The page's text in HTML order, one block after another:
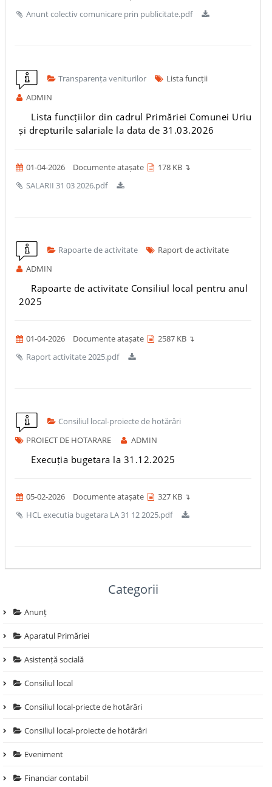
Anunt colectiv comunicare prin publicitate.pdf
Transparența veniturilor
Lista funcții
ADMIN
Lista funcțiilor din cadrul Primăriei Comunei Uriu
și drepturile salariale la data de 31.03.2026
01-04-2026 Documente atașate
178 KB ↴
SALARII 31 03 2026.pdf
Rapoarte de activitate
Raport de activitate
ADMIN
Rapoarte de activitate Consiliul local pentru anul
2025
01-04-2026 Documente atașate
2587 KB ↴
Raport activitate 2025.pdf
Consiliul local-proiecte de hotărâri
PROIECT DE HOTARARE
ADMIN
Execuția bugetara la 31.12.2025
05-02-2026 Documente atașate
327 KB ↴
HCL executia bugetara LA 31 12 2025.pdf
Categorii
Anunț
Aparatul Primăriei
Asistență socială
Consiliul local
Consiliul local-priecte de hotărâri
Consiliul local-proiecte de hotărâri
Eveniment
Financiar contabil